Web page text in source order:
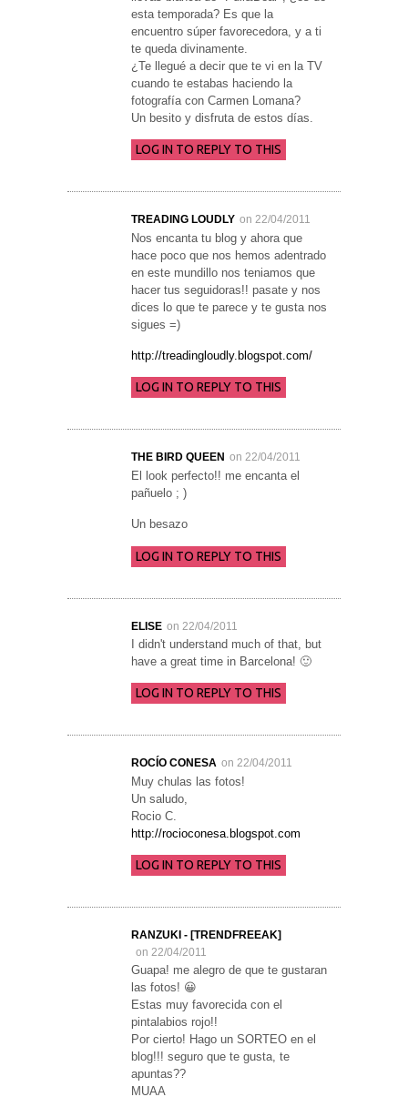
esta temporada? Es que la
encuentro súper favorecedora, y a ti
te queda divinamente.
¿Te llegué a decir que te vi en la TV
cuando te estabas haciendo la
fotografía con Carmen Lomana?
Un besito y disfruta de estos días.
LOG IN TO REPLY TO THIS
TREADING LOUDLY on 22/04/2011
Nos encanta tu blog y ahora que
hace poco que nos hemos adentrado
en este mundillo nos teniamos que
hacer tus seguidoras!! pasate y nos
dices lo que te parece y te gusta nos
sigues =)
http://treadingloudly.blogspot.com/
LOG IN TO REPLY TO THIS
THE BIRD QUEEN on 22/04/2011
El look perfecto!! me encanta el
pañuelo ; )
Un besazo
LOG IN TO REPLY TO THIS
ELISE on 22/04/2011
I didn't understand much of that, but
have a great time in Barcelona! 🙂
LOG IN TO REPLY TO THIS
ROCÍO CONESA on 22/04/2011
Muy chulas las fotos!
Un saludo,
Rocio C.
http://rocioconesa.blogspot.com
LOG IN TO REPLY TO THIS
RANZUKI - [TRENDFREEAK]
on 22/04/2011
Guapa! me alegro de que te gustaran
las fotos! 😀
Estas muy favorecida con el
pintalabios rojo!!
Por cierto! Hago un SORTEO en el
blog!!! seguro que te gusta, te
apuntas??
MUAA